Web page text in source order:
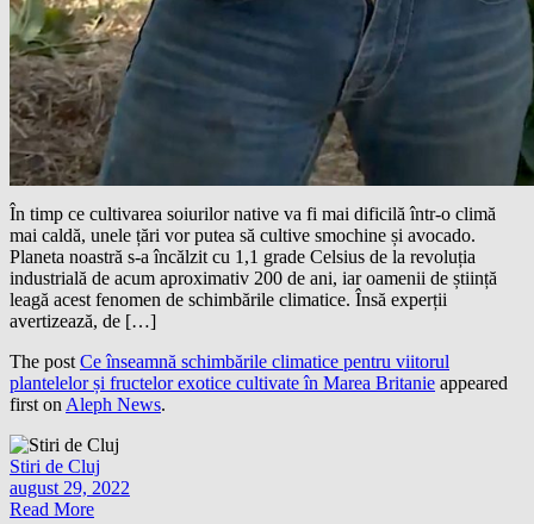
În timp ce cultivarea soiurilor native va fi mai dificilă într-o climă
mai caldă, unele țări vor putea să cultive smochine și avocado.
Planeta noastră s-a încălzit cu 1,1 grade Celsius de la revoluția
industrială de acum aproximativ 200 de ani, iar oamenii de știință
leagă acest fenomen de schimbările climatice. Însă experții
avertizează, de […]
The post Ce înseamnă schimbările climatice pentru viitorul
plantelelor și fructelor exotice cultivate în Marea Britanie appeared
first on Aleph News.
Stiri de Cluj
august 29, 2022
Read More